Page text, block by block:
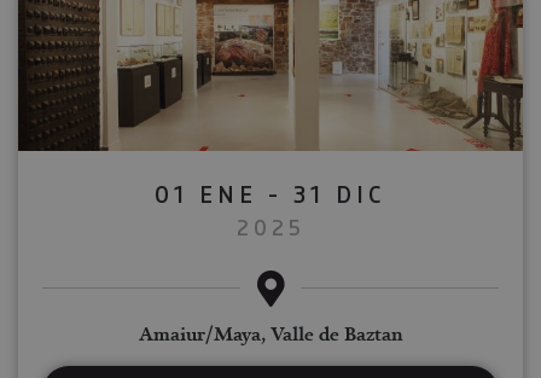
01 ENE - 31 DIC
2025
Amaiur/Maya, Valle de Baztan